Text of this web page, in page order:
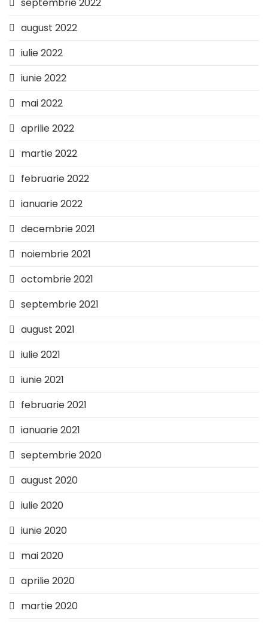
august 2022
iulie 2022
iunie 2022
mai 2022
aprilie 2022
martie 2022
februarie 2022
ianuarie 2022
decembrie 2021
noiembrie 2021
octombrie 2021
septembrie 2021
august 2021
iulie 2021
iunie 2021
februarie 2021
ianuarie 2021
septembrie 2020
august 2020
iulie 2020
iunie 2020
mai 2020
aprilie 2020
martie 2020